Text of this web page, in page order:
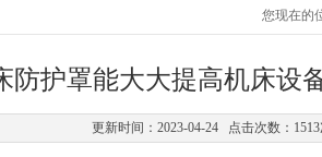
您现在的
防护罩能大大提高机床设
更新时间：2023-04-24 点击次数：1513